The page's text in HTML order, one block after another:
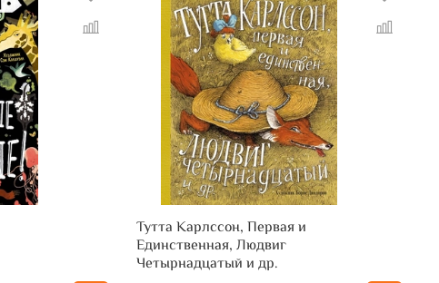
Тутта Карлссон, Первая и
Единственная, Людвиг
Четырнадцатый и др.